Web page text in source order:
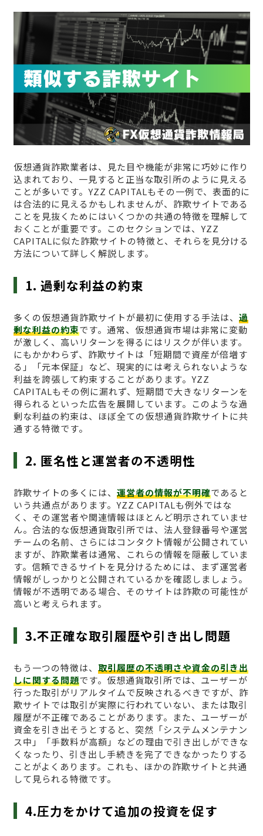
仮想通貨詐欺業者は、見た目や機能が非常に巧妙に作り
込まれており、一見すると正当な取引所のように見える
ことが多いです。YZZ CAPITALもその一例で、表面的に
は合法的に見えるかもしれませんが、詐欺サイトである
ことを見抜くためにはいくつかの共通の特徴を理解して
おくことが重要です。このセクションでは、YZZ
CAPITALに似た詐欺サイトの特徴と、それらを見分ける
方法について詳しく解説します。
1. 過剰な利益の約束
多くの仮想通貨詐欺サイトが最初に使用する手法は、 過
剰な利益の約束です。通常、仮想通貨市場は非常に変動
が激しく、高いリターンを得るにはリスクが伴います。
にもかかわらず、詐欺サイトは「短期間で資産が倍増す
る」「元本保証」など、現実的には考えられないような
利益を誇張して約束することがあります。YZZ
CAPITALもその例に漏れず、短期間で大きなリターンを
得られるといった広告を展開しています。このような過
剰な利益の約束は、ほぼ全ての仮想通貨詐欺サイトに共
通する特徴です。
2. 匿名性と運営者の不透明性
詐欺サイトの多くには、 運営者の情報が不明確であると
いう共通点があります。YZZ CAPITALも例外ではな
く、その運営者や関連情報はほとんど明示されていませ
ん。合法的な仮想通貨取引所では、法人登録番号や運営
チームの名前、さらにはコンタクト情報が公開されてい
ますが、詐欺業者は通常、これらの情報を隠蔽していま
す。信頼できるサイトを見分けるためには、まず運営者
情報がしっかりと公開されているかを確認しましょう。
情報が不透明である場合、そのサイトは詐欺の可能性が
高いと考えられます。
3.不正確な取引履歴や引き出し問題
もう一つの特徴は、 取引履歴の不透明さや資金の引き出
しに関する問題です。仮想通貨取引所では、ユーザーが
行った取引がリアルタイムで反映されるべきですが、詐
欺サイトでは取引が実際に行われていない、または取引
履歴が不正確であることがあります。また、ユーザーが
資金を引き出そうとすると、突然「システムメンテナン
ス中」「手数料が高額」などの理由で引き出しができな
くなったり、引き出し手続きを完了できなかったりする
ことがよくあります。これも、ほかの詐欺サイトと共通
して見られる特徴です。
4.圧力をかけて追加の投資を促す